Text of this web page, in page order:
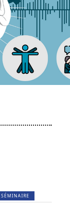
SÉMINAIRE